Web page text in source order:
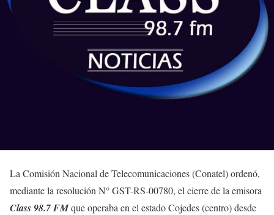
La Comisión Nacional de Telecomunicaciones (Conatel) ordenó,
mediante la resolución N° GST-RS-00780, el cierre de la emisora
Class 98.7 FMque operaba en el estado Cojedes (centro) desde